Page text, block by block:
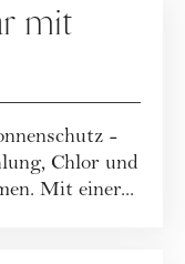
mit
-
Chlor und
Mit einer...